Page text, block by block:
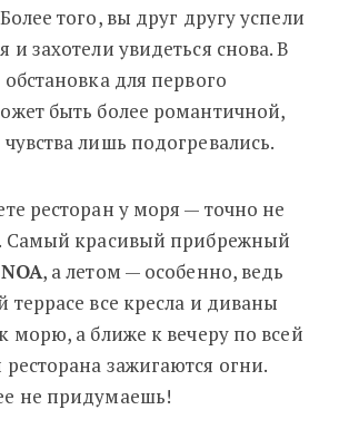
того, вы друг другу успели
и захотели увидеться снова. В
обстановка для первого
быть более романтичной,
лишь подогревались.
ресторан у моря — точно не
Самый красивый прибрежный
NOA, а летом — особенно, ведь
террасе все кресла и диваны
морю, а ближе к вечеру по всей
зажигаются огни.
не придумаешь!